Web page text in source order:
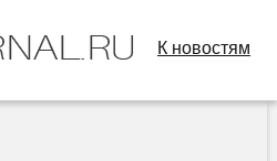
К новостям